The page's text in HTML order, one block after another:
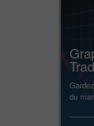
du